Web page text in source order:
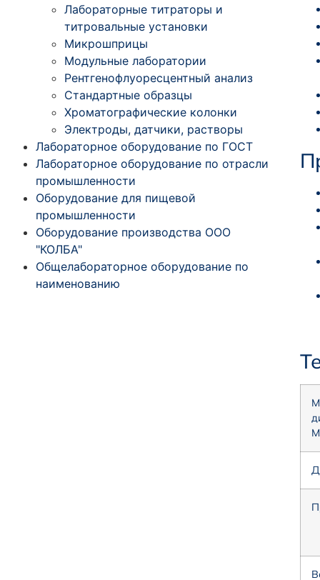
Лабораторные титраторы и
титровальные установки
Микрошприцы
Модульные лаборатории
Рентгенофлуоресцентный анализ
Стандартные образцы
Хроматографические колонки
Электроды, датчики, растворы
Лабораторное оборудование по ГОСТ
Лабораторное оборудование по отрасли
промышленности
Оборудование для пищевой
промышленности
Оборудование производства ООО
"КОЛБА"
Общелабораторное оборудование по
наименованию